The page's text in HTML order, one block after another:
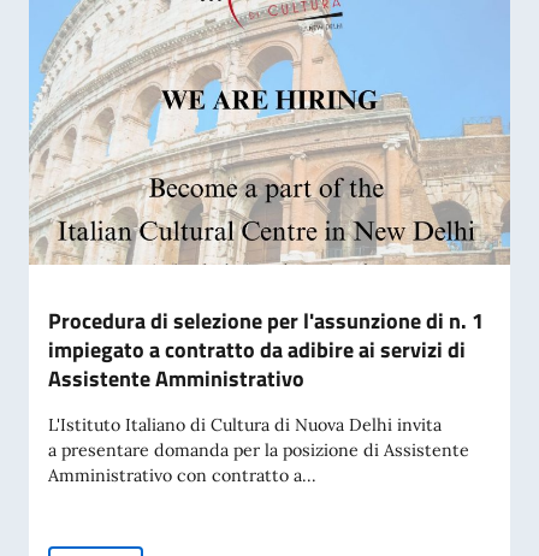
Procedura di selezione per l'assunzione di n. 1
impiegato a contratto da adibire ai servizi di
Assistente Amministrativo
L'Istituto Italiano di Cultura di Nuova Delhi invita
a presentare domanda per la posizione di Assistente
Amministrativo con contratto a...